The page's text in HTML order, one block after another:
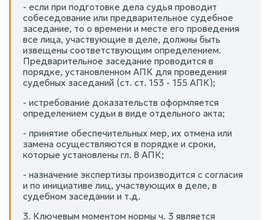
- если при подготовке дела судья проводит
собеседование или предварительное судебное
заседание, то о времени и месте его проведения
все лица, участвующие в деле, должны быть
извещены соответствующим определением.
Предварительное заседание проводится в
порядке, установленном АПК для проведения
судебных заседаний (ст. ст. 153 - 155 АПК);
- истребование доказательств оформляется
определением судьи в виде отдельного акта;
- принятие обеспечительных мер, их отмена или
замена осуществляются в порядке и сроки,
которые установлены гл. 8 АПК;
- назначение экспертизы производится с согласия
и по инициативе лиц, участвующих в деле, в
судебном заседании и т.д.
3. Ключевым моментом нормы ч. 3 является